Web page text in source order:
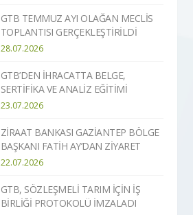
GTB TEMMUZ AYI OLAĞAN MECLİS
TOPLANTISI GERÇEKLEŞTİRİLDİ
28.07.2026
GTB’DEN İHRACATTA BELGE,
SERTİFİKA VE ANALİZ EĞİTİMİ
23.07.2026
ZİRAAT BANKASI GAZİANTEP BÖLGE
BAŞKANI FATİH AY’DAN ZİYARET
22.07.2026
GTB, SÖZLEŞMELİ TARIM İÇİN İŞ
BİRLİĞİ PROTOKOLÜ İMZALADI